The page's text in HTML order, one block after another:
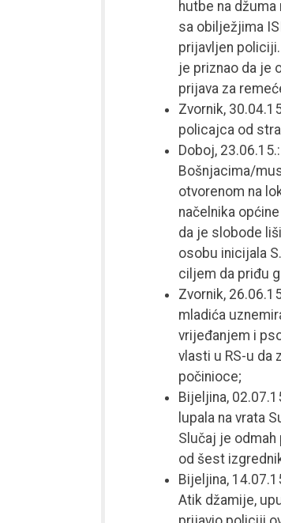
hutbe na
sa obilježjima
prijavljen
je priznao da je
prijava za
Zvornik,
policajca od
Doboj,
Bošnjacima/
otvorenom na
načelnika
da je slobode
osobu inicijala
ciljem da priđu
Zvornik,
mladića
vrijeđanjem i
vlasti u RS-u da
počinioce;
Bijeljina,
lupala na vrata
Slučaj je
od šest
Bijeljina,
Atik džamije,